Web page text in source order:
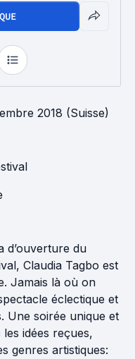
2018 (Suisse)
d’ouverture du
Claudia Tagbo est
Jamais là où on
éclectique et
Une soirée unique et
idées reçues,
genres artistiques: